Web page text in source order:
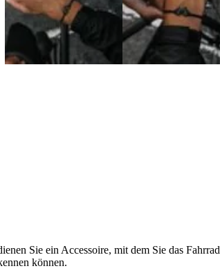
Sie ein Accessoire, mit dem Sie das Fahrrad
können.